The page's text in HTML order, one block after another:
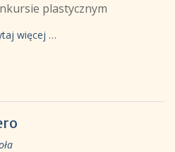
plastycznym
więcej …